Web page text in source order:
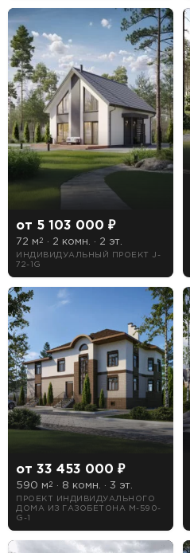
от 5 103 000 ₽
72 м 2 · 2 комн. · 2 эт.
ИНДИВИДУАЛЬНЫЙ ПРОЕКТ J-
72-1G
от 33 453 000 ₽
590 м2 · 8 комн. · 3 эт.
ПРОЕКТ ИНДИВИДУАЛЬНОГО
ДОМА ИЗ ГАЗОБЕТОНА M-590-
G-1
Длина
Ширина
Особенности
1 гараж
2 гаража
Бассейн
Второй свет
Зимний сад
Кухня-столовая
Лоджия
Сауна
Терраса
Цоколь
Есть